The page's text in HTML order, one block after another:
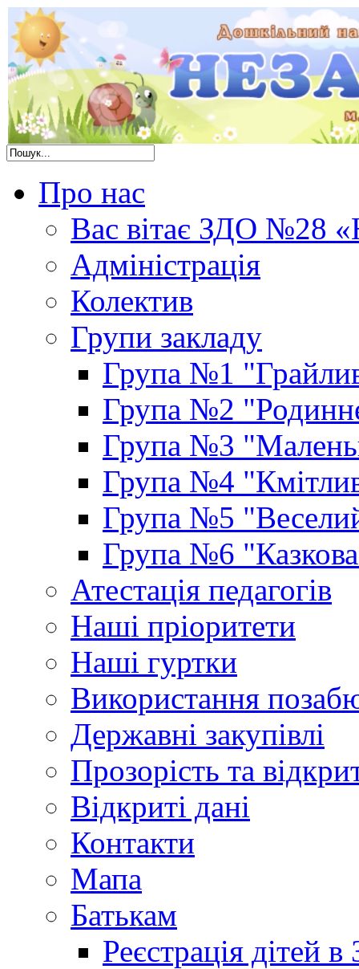
Про нас
Вас вітає ЗДО №28
Адміністрація
Колектив
Групи закладу
Група №1
Група №2
Група №3
Група №4
Група №5
Група №6
Атестація педагогів
Наші пріоритети
Наші гуртки
Використання
Державні закупівлі
Прозорість та
Відкриті дані
Контакти
Мапа
Батькам
Реєстрація дітей